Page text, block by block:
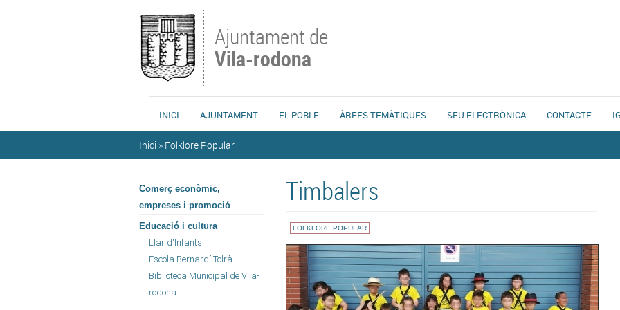
Ajuntament de
Vila-rodona
INICI AJUNTAMENT EL POBLE ÀREES TEMÀTIQUES SEU ELECTRÒNICA CONTACTE
Inici » Folklore Popular
Comerç econòmic,
empreses i promoció
Educació i cultura
Llar d'Infants
Escola Bernardí Tolrà
Biblioteca Municipal de Vila-
rodona
Timbalers
FOLKLORE POPULAR